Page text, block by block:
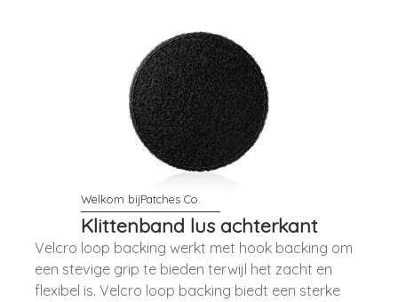
Klittenband lus achterkant
Velcro loop backing werkt met hook backing om
een stevige grip te bieden terwijl het zacht en
flexibel is. Velcro loop backing biedt een sterke